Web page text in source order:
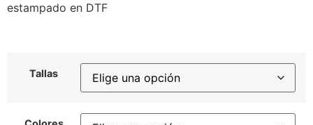
estampado en DTF
Tallas